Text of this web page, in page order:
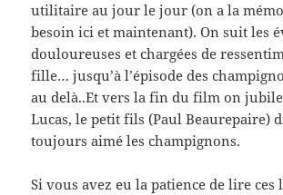
utilitaire au jour le jour (on a la
besoin ici et maintenant). On suit les
douloureuses et chargées de
fille… jusqu’à l’épisode des
au delà..Et vers la fin du film on jubile
Lucas, le petit fils (Paul Beaurepaire)
toujours aimé les champignons.
Si vous avez eu la patience de lire ces